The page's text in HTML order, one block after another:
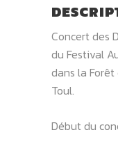
Concert des
du Festival
dans la
Toul.
Début du